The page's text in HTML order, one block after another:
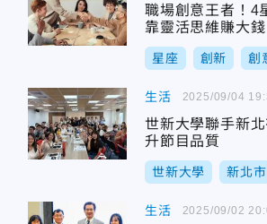
職場創意王者！
靠靈活思維賺大錢
星座 創新 創
生活
世新大學聯手新
升節目品質
世新大學 新北市
2025/09/04
生活 2025/09/02